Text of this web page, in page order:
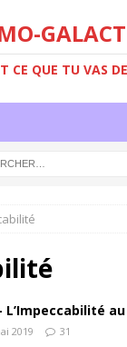
CE QUE TU VAS
L’Impeccabilité
2019 31